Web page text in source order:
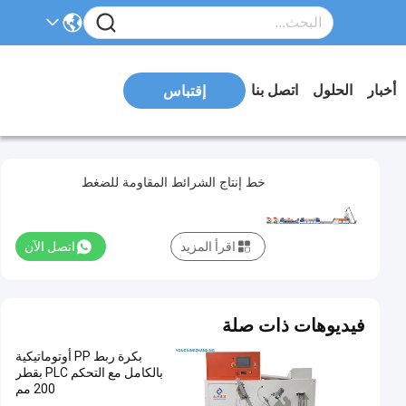
أخبار الحلول اتصل بنا إقتباس
خط إنتاج الشرائط المقاومة للضغط
اتصل الآن اقرأ المزيد
فيديوهات ذات صلة
بكرة ربط PP أوتوماتيكية
بالكامل مع التحكم PLC بقطر
200 مم